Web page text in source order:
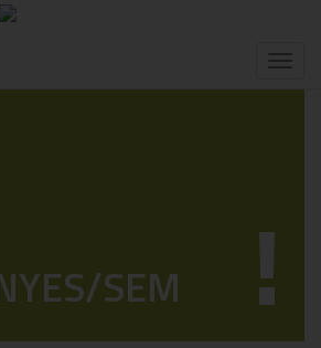
Toggle
!
SEM